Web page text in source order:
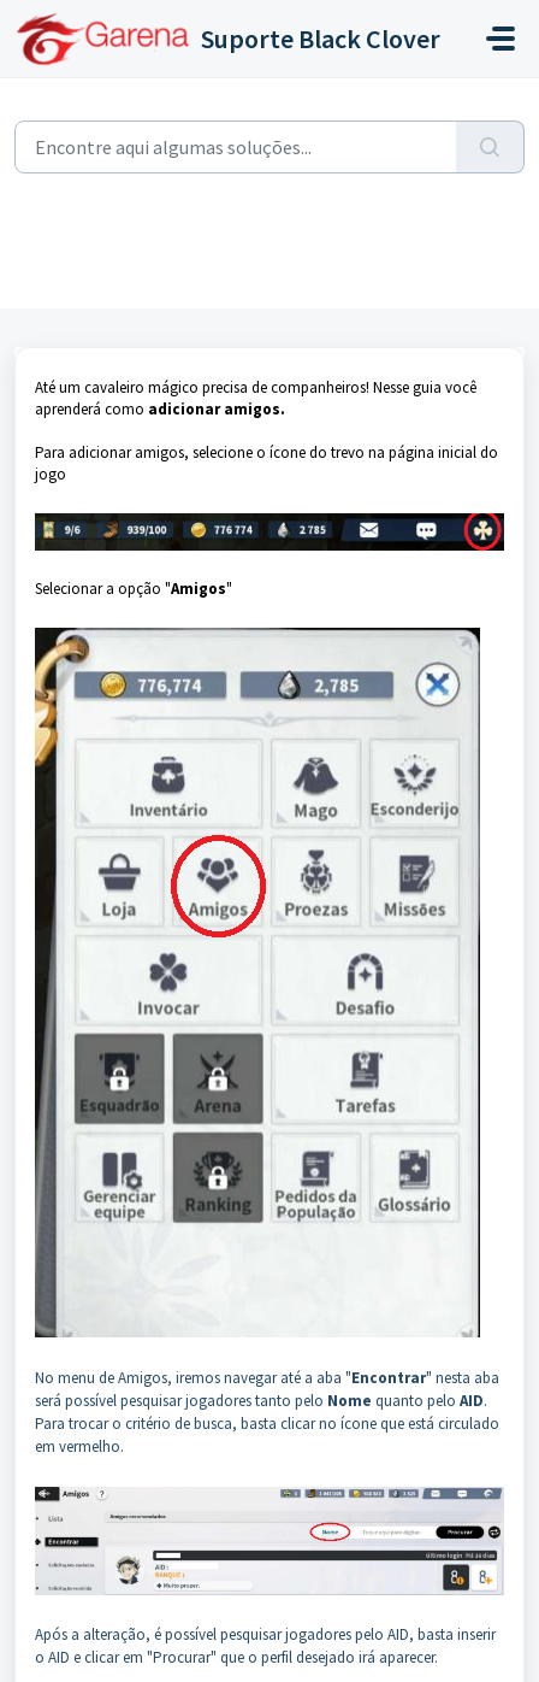
Ir para o conteúdo principal
Suporte Black Clover
Até um cavaleiro mágico precisa de companheiros! Nesse guia você
aprenderá como adicionar amigos.
Para adicionar amigos, selecione o ícone do trevo na página inicial do
jogo
Selecionar a opção "Amigos"
No menu de Amigos, iremos navegar até a aba "Encontrar" nesta aba
será possível pesquisar jogadores tanto pelo Nome quanto pelo AID.
Para trocar o critério de busca, basta clicar no ícone que está circulado
em vermelho.
Após a alteração, é possível pesquisar jogadores pelo AID, basta inserir
o AID e clicar em "Procurar" que o perfil desejado irá aparecer.